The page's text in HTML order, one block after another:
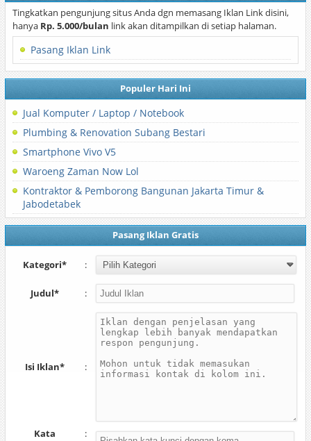
Tingkatkan pengunjung situs Anda dgn memasang Iklan Link disini,
hanya Rp. 5.000/bulan link akan ditampilkan di setiap halaman.
Pasang Iklan Link
Populer Hari Ini
Jual Komputer / Laptop / Notebook
Plumbing & Renovation Subang Bestari
Smartphone Vivo V5
Waroeng Zaman Now Lol
Kontraktor & Pemborong Bangunan Jakarta Timur &
Jabodetabek
Pasang Iklan Gratis
Kategori* :
Judul* :
Isi Iklan* :
Kata
: